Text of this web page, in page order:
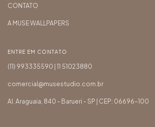
CONTATO
A MUSE WALLPAPERS
ENTRE EM CONTATO
(11) 993335590 | 11 51023880
comercial@musestudio.com.br
Al. Araguaia, 840 - Barueri - SP | CEP: 06696-100